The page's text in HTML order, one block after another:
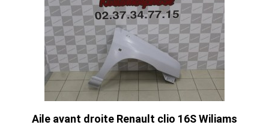
Aile avant droite Renault clio 16S Wiliams